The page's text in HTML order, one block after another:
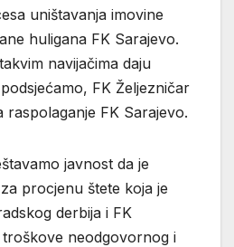
uništavanja imovine
huligana FK Sarajevo.
navijačima daju
FK Željezničar
raspolaganje FK Sarajevo.
javnost da je
procjenu štete koja je
derbija i FK
neodgovornog i